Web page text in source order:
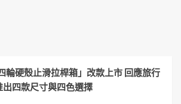
輪硬殼止滑拉桿箱」改款上市 回應旅行
四款尺寸與四色選擇